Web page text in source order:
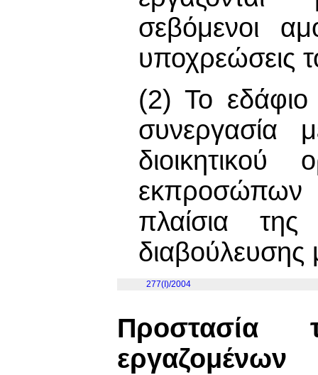
σεβόμενοι
υποχρεώσεις
(2) Το
συνεργασία
εκπροσώπων
πλαίσια
διαβούλευσης
277(I)/2004
εργαζομένων